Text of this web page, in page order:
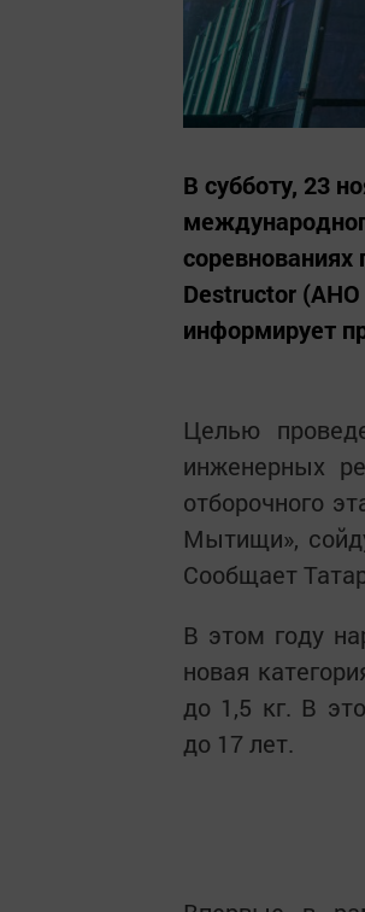
В субботу, 23
соревнованиях
Destructor (АНО
информирует
Целью
инженерных
отборочного
Мытищи»,
Сообщает
В этом году
новая
до 1,5 кг. В
до 17 лет.